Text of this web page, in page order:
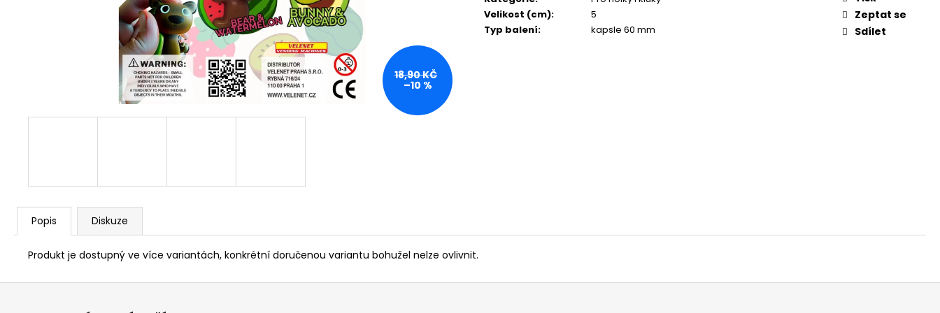
Velikost (cm):
5
Typ balení: kapsle 60 mm
Zeptat se
Sdílet
18,90 KČ
–10 %
Popis Diskuze
Produkt je dostupný ve více variantách, konkrétní doručenou variantu bohužel nelze ovlivnit.
Z